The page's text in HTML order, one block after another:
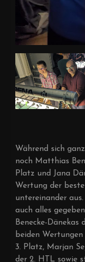
Während sich
noch Matthias
Platz und Jana
Wertung der
untereinander
auch alles
Benecke-Dänekas
beiden
3. Platz, Marjan
der 2. HTL sowie